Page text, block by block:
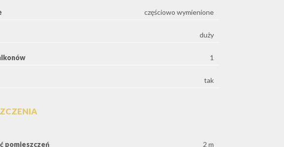
częściowo wymienione
duży
1
tak
pomieszczeń 2 m